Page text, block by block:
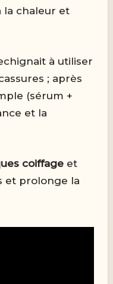
la chaleur et
à utiliser
; après
(sérum +
et la
coiffage et
et prolonge la